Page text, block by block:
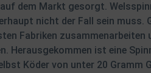
dem Markt gesorgt.
nicht der Fall sein muss.
Fabriken zusammenarbeiten
Herausgekommen ist eine
Köder von unter 20